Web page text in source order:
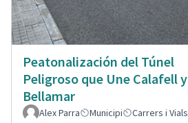
Peatonalización del Túnel
Peligroso que Une Calafell y
Bellamar
Alex Parra Municipi Carrers i Vials